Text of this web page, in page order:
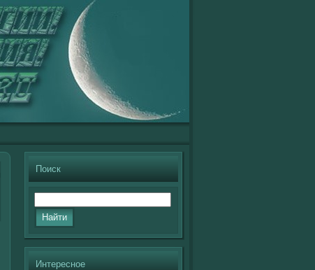
Поиск
Интересное